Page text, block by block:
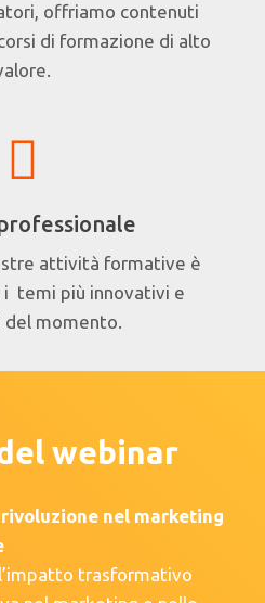
offriamo contenuti
di formazione di alto
attività formative è
temi più innovativi e
del momento.
webinar
nel marketing
trasformativo